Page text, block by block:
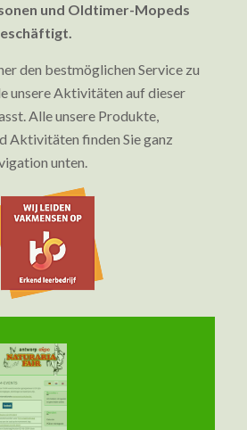
und Oldtimer-Mopeds
den bestmöglichen Service zu
unsere Aktivitäten auf dieser
Alle unsere Produkte,
Aktivitäten finden Sie ganz
unten.